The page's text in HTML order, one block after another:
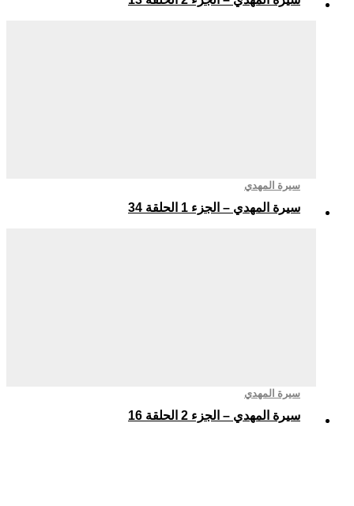
سيرة المهدي
سيرة المهدي – الجزء 1 الحلقة 34
سيرة المهدي
سيرة المهدي – الجزء 2 الحلقة 16